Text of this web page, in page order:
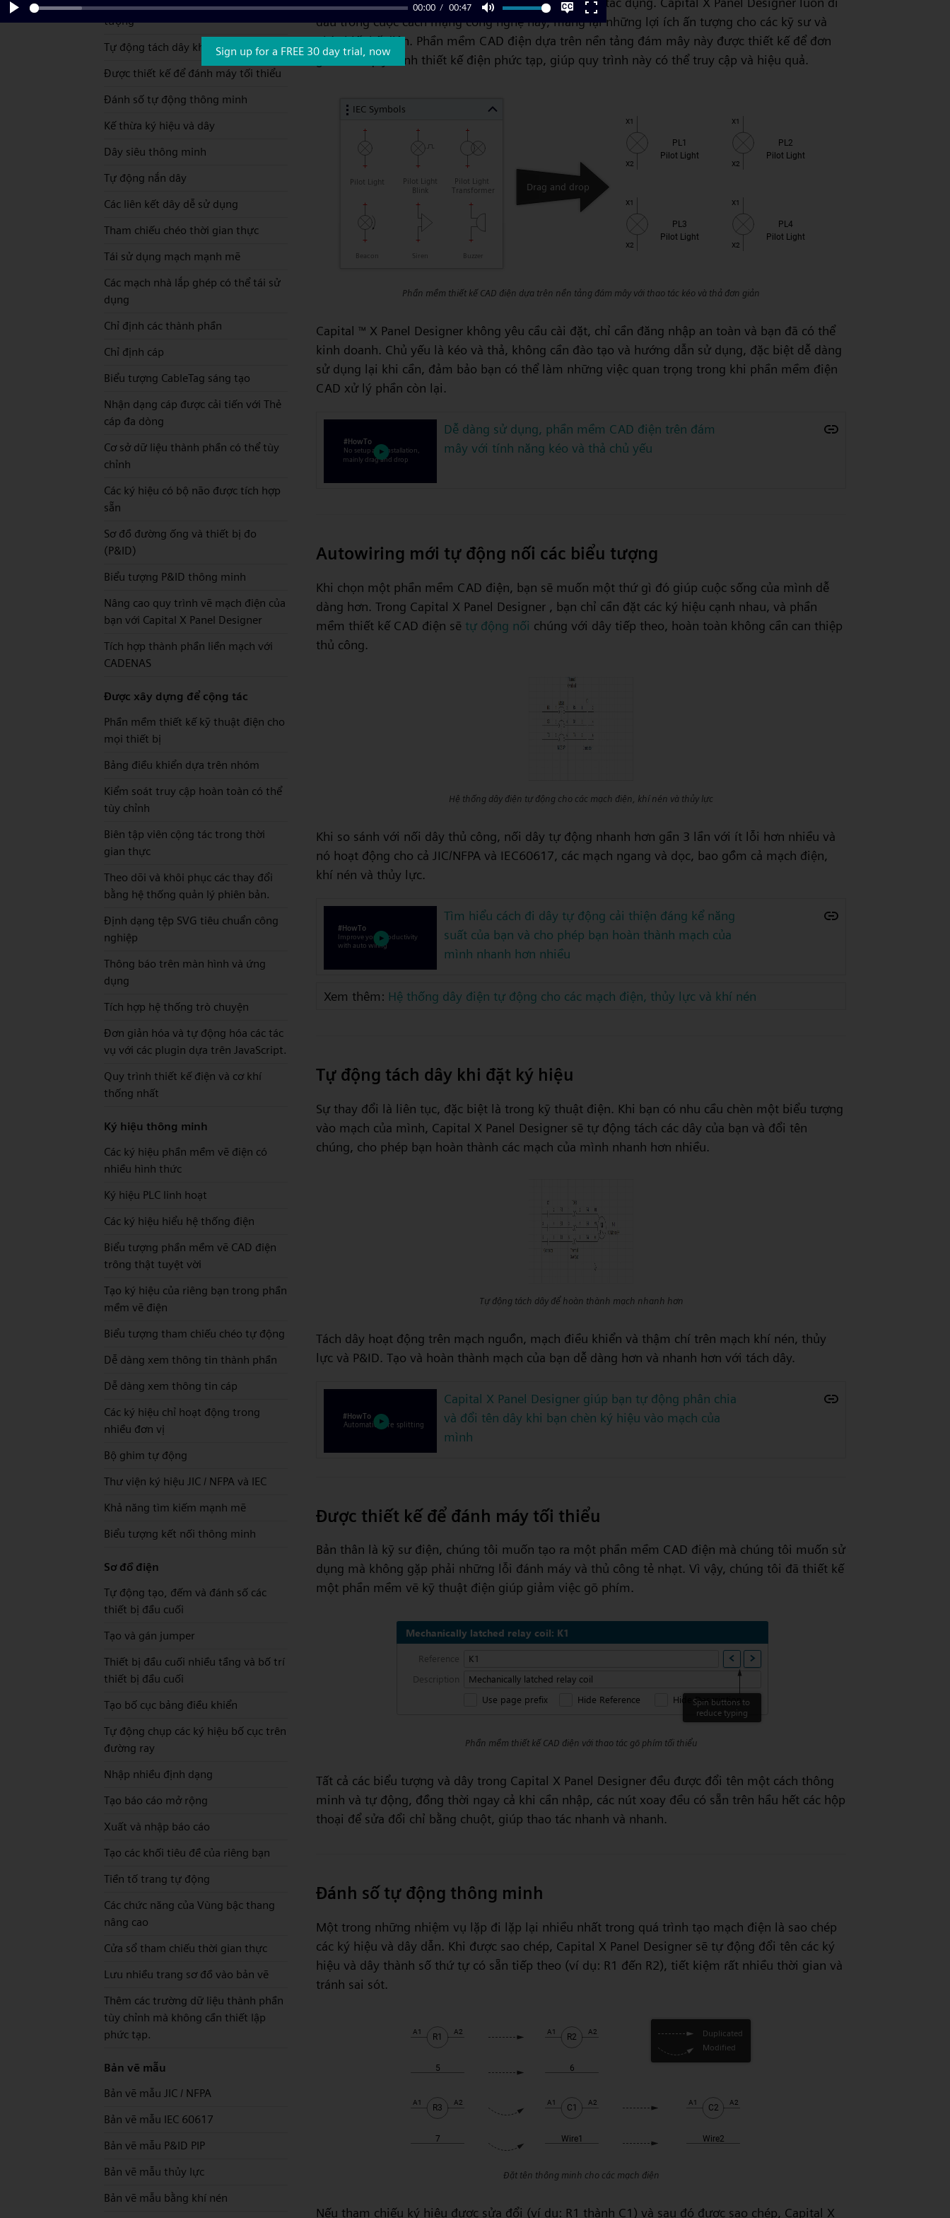
Autowiring mới tự động nối các biểu
tượng
Tự động tách dây khi đặt ký hiệu
Được thiết kế để đánh máy tối thiểu
Đánh số tự động thông minh
Kế thừa ký hiệu và dây
Dây siêu thông minh
Tự động nắn dây
Các liên kết dây dễ sử dụng
Tham chiếu chéo thời gian thực
Tái sử dụng mạch mạnh mẽ
Các mạch nhà lắp ghép có thể tái sử
dụng
Chỉ định các thành phần
Chỉ định cáp
Biểu tượng CableTag sáng tạo
Nhận dạng cáp được cải tiến với Thẻ
cáp đa dòng
Cơ sở dữ liệu thành phần có thể tùy
chỉnh
Các ký hiệu có bộ não được tích hợp
sẵn
Sơ đồ đường ống và thiết bị đo
(P&ID)
Biểu tượng P&ID thông minh
Nâng cao quy trình vẽ mạch điện của
bạn với Capital X Panel Designer
Tích hợp thành phần liền mạch với
CADENAS
Được xây dựng để cộng tác
Phần mềm thiết kế kỹ thuật điện cho
mọi thiết bị
Bảng điều khiển dựa trên nhóm
Kiểm soát truy cập hoàn toàn có thể
tùy chỉnh
Biên tập viên cộng tác trong thời
gian thực
Theo dõi và khôi phục các thay đổi
bằng hệ thống quản lý phiên bản.
Định dạng tệp SVG tiêu chuẩn công
nghiệp
Thông báo trên màn hình và ứng
dụng
Tích hợp hệ thống trò chuyện
Đơn giản hóa và tự động hóa các tác
vụ với các plugin dựa trên JavaScript.
Quy trình thiết kế điện và cơ khí
thống nhất
Ký hiệu thông minh
Các ký hiệu phần mềm vẽ điện có
nhiều hình thức
Ký hiệu PLC linh hoạt
Các ký hiệu hiểu hệ thống điện
Biểu tượng phần mềm vẽ CAD điện
trông thật tuyệt vời
Tạo ký hiệu của riêng bạn trong phần
mềm vẽ điện
Biểu tượng tham chiếu chéo tự động
Dễ dàng xem thông tin thành phần
Dễ dàng xem thông tin cáp
Các ký hiệu chỉ hoạt động trong
nhiều đơn vị
Bộ ghim tự động
Thư viện ký hiệu JIC / NFPA và IEC
Khả năng tìm kiếm mạnh mẽ
Biểu tượng kết nối thông minh
Sơ đồ điện
Tự động tạo, đếm và đánh số các
thiết bị đầu cuối
Tạo và gán jumper
Thiết bị đầu cuối nhiều tầng và bố trí
thiết bị đầu cuối
Tạo bố cục bảng điều khiển
Tự động chụp các ký hiệu bố cục trên
đường ray
Nhập nhiều định dạng
Tạo báo cáo mở rộng
Xuất và nhập báo cáo
Tạo các khối tiêu đề của riêng bạn
Tiền tố trang tự động
Các chức năng của Vùng bậc thang
nâng cao
Cửa sổ tham chiếu thời gian thực
Lưu nhiều trang sơ đồ vào bản vẽ
Thêm các trường dữ liệu thành phần
tùy chỉnh mà không cần thiết lập
phức tạp.
Bản vẽ mẫu
Bản vẽ mẫu JIC / NFPA
Bản vẽ mẫu IEC 60617
Bản vẽ mẫu P&ID PIP
Bản vẽ mẫu thủy lực
Bản vẽ mẫu bằng khí nén
đầu trong cuộc cách mạng công nghệ này, mang lại những lợi ích ấn tượng cho các kỹ sư và
nhà thiết kế điện. Phần mềm CAD điện dựa trên nền tảng đám mây này được thiết kế để đơn
giản hóa quy trình thiết kế điện phức tạp, giúp quy trình này có thể truy cập và hiệu quả.
Phần mềm thiết kế CAD điện dựa trên nền tảng đám mây với thao tác kéo và thả đơn giản
Capital ™ X Panel Designer không yêu cầu cài đặt, chỉ cần đăng nhập an toàn và bạn đã có thể
kinh doanh. Chủ yếu là kéo và thả, không cần đào tạo và hướng dẫn sử dụng, đặc biệt dễ dàng
sử dụng lại khi cần, đảm bảo bạn có thể làm những việc quan trọng trong khi phần mềm điện
CAD xử lý phần còn lại.
Dễ dàng sử dụng, phần mềm CAD điện trên đám
mây với tính năng kéo và thả chủ yếu
Autowiring mới tự động nối các biểu tượng
Khi chọn một phần mềm CAD điện, bạn sẽ muốn một thứ gì đó giúp cuộc sống của mình dễ
dàng hơn. Trong Capital X Panel Designer , bạn chỉ cần đặt các ký hiệu cạnh nhau, và phần
mềm thiết kế CAD điện sẽ tự động nối chúng với dây tiếp theo, hoàn toàn không cần can thiệp
thủ công.
Hệ thống dây điện tự động cho các mạch điện, khí nén và thủy lực
Khi so sánh với nối dây thủ công, nối dây tự động nhanh hơn gần 3 lần với ít lỗi hơn nhiều và
nó hoạt động cho cả JIC/NFPA và IEC60617, các mạch ngang và dọc, bao gồm cả mạch điện,
khí nén và thủy lực.
Tìm hiểu cách đi dây tự động cải thiện đáng kể năng
suất của bạn và cho phép bạn hoàn thành mạch của
mình nhanh hơn nhiều
Xem thêm: Hệ thống dây điện tự động cho các mạch điện, thủy lực và khí nén
Tự động tách dây khi đặt ký hiệu
Sự thay đổi là liên tục, đặc biệt là trong kỹ thuật điện. Khi bạn có nhu cầu chèn một biểu tượng
vào mạch của mình, Capital X Panel Designer sẽ tự động tách các dây của bạn và đổi tên
chúng, cho phép bạn hoàn thành các mạch của mình nhanh hơn nhiều.
Tự động tách dây để hoàn thành mạch nhanh hơn
Tách dây hoạt động trên mạch nguồn, mạch điều khiển và thậm chí trên mạch khí nén, thủy
lực và P&ID. Tạo và hoàn thành mạch của bạn dễ dàng hơn và nhanh hơn với tách dây.
Capital X Panel Designer giúp bạn tự động phân chia
và đổi tên dây khi bạn chèn ký hiệu vào mạch của
mình
Được thiết kế để đánh máy tối thiểu
Bản thân là kỹ sư điện, chúng tôi muốn tạo ra một phần mềm CAD điện mà chúng tôi muốn sử
dụng mà không gặp phải những lỗi đánh máy và thủ công tẻ nhạt. Vì vậy, chúng tôi đã thiết kế
một phần mềm vẽ kỹ thuật điện giúp giảm việc gõ phím.
Phần mềm thiết kế CAD điện với thao tác gõ phím tối thiểu
Tất cả các biểu tượng và dây trong Capital X Panel Designer đều được đổi tên một cách thông
minh và tự động, đồng thời ngay cả khi cần nhập, các nút xoay đều có sẵn trên hầu hết các hộp
thoại để sửa đổi chỉ bằng chuột, giúp thao tác nhanh và nhanh.
Đánh số tự động thông minh
Một trong những nhiệm vụ lặp đi lặp lại nhiều nhất trong quá trình tạo mạch điện là sao chép
các ký hiệu và dây dẫn. Khi được sao chép, Capital X Panel Designer sẽ tự động đổi tên các ký
hiệu và dây thành số thứ tự có sẵn tiếp theo (ví dụ: R1 đến R2), tiết kiệm rất nhiều thời gian và
tránh sai sót.
Đặt tên thông minh cho các mạch điện
Nếu tham chiếu ký hiệu được sửa đổi (ví dụ: R1 thành C1) và sau đó được sao chép, Capital X
Play
00:00 00:47
Mute Settings
Enter
fullscreen
Sign up for a FREE 30 day trial, now